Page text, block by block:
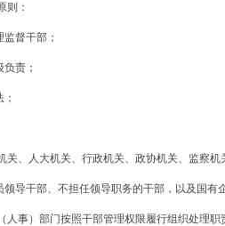
则：
督干部；
责；
关、人大机关、行政机关、政协机关、监察
导干部、不担任领导职务的干部，以及国
人事）部门按照干部管理权限履行组织处理职